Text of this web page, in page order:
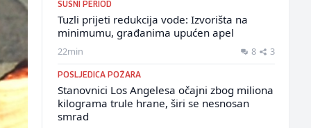
SUŠNI PERIOD
Tuzli prijeti redukcija vode: Izvorišta na
minimumu, građanima upućen apel
22min 8 3
POSLJEDICA POŽARA
Stanovnici Los Angelesa očajni zbog miliona
kilograma trule hrane, širi se nesnosan
smrad